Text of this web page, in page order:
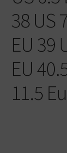
38 US
EU 39
EU
11.5